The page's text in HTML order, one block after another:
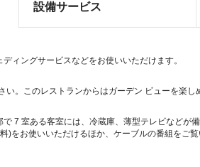
設備サービス
ィングサービスなどをお使いいただけます。
い。このレストランからはガーデン ビューを楽
7 室ある客室には、冷蔵庫、薄型テレビなど
)をお使いいただけるほか、ケーブルの番組をご